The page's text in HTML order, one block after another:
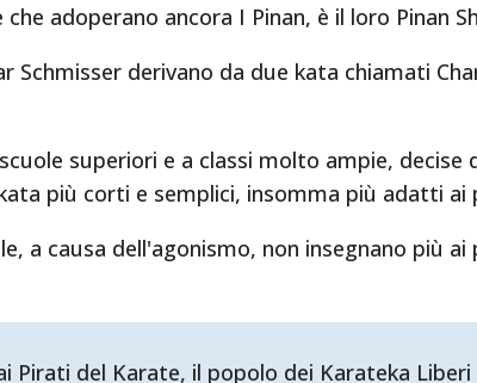
adoperano ancora I Pinan, è il loro Pinan
Schmisser derivano da due kata chiamati
superiori e a classi molto ampie,
più corti e semplici, insomma più adatti ai
a causa dell'agonismo, non insegnano più ai
del Karate, il popolo dei Karateka